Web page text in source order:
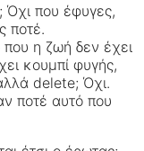
Όχι που έφυγες,
ποτέ.
που η ζωή δεν έχει
κουμπί φυγής,
delete; Όχι.
ποτέ αυτό που